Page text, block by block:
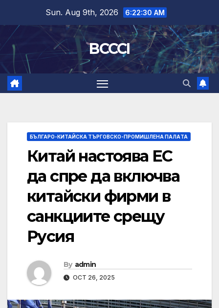
content
Sun. Aug 9th, 2026 6:22:31 AM
BCCCI
БЪЛГАРО-КИТАЙСКА ТЪРГОВСКО-ПРОМИШЛЕНА ПАЛAТА
Китай настоява ЕС
да спре да включва
китайски фирми в
санкциите срещу
Русия
By admin
OCT 26, 2025